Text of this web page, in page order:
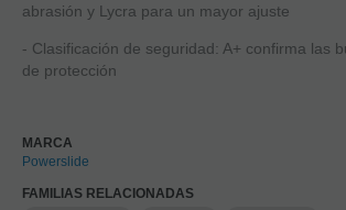
abrasión y Lycra para un mayor ajuste
- Clasificación de seguridad: A+ confirma las
de protección
MARCA
Powerslide
FAMILIAS RELACIONADAS